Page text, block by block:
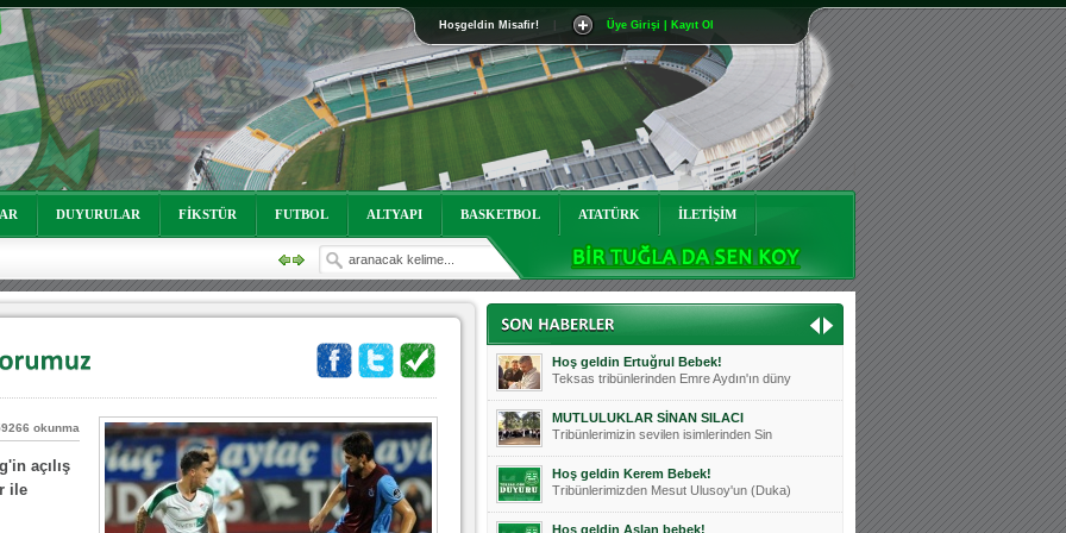
Hoşgeldin Misafir! Üye Girişi | Kayıt Ol
DUYURULAR FİKSTÜR FUTBOL ALTYAPI BASKETBOL ATATÜRK İLETİŞİM
okunma
açılış
ile
Mutluluklar Ceyhun Tetik
Teksas tribünlerinin sevilen isimlerinde
Bursasporumuzun önü açılsın is
Teksaslı Bursasporlular Derneği Başkanı
Hoş geldin Alaz Bebek!
Teksas.org sistem yöneticisi, ekibimizin
Hoş geldin Göktuğ Bebek!
Teksas.org ekibimizden ve tribünlerimizi
Hoş geldin Kadir Kağan Bebek!
Teksas tribünlerinden Basri İleri'nin dü
Hoş geldin Ertuğrul Bebek!
Teksas tribünlerinden Emre Aydın'ın düny
MUTLULUKLAR SİNAN SILACI
Tribünlerimizin sevilen isimlerinden Sin
Hoş geldin Kerem Bebek!
Tribünlerimizden Mesut Ulusoy'un (Duka)
Hoş geldin Aslan bebek!